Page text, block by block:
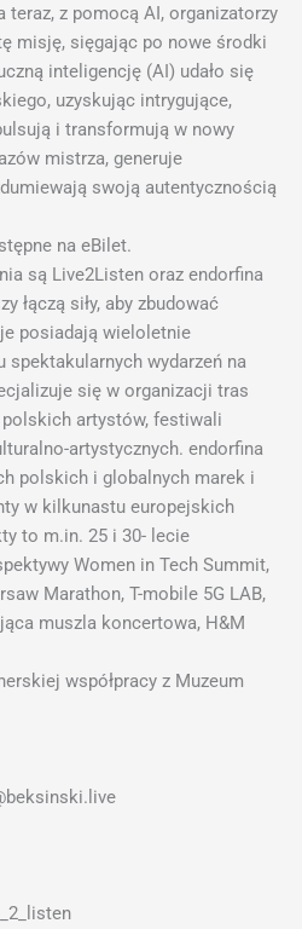
teraz, z pomocą AI, organizatorzy
misję, sięgając po nowe środki
inteligencję (AI) udało się
uzyskując intrygujące,
i transformują w nowy
mistrza, generuje
swoją autentycznością
na eBilet.
są Live2Listen oraz endorfina
łączą siły, aby zbudować
posiadają wieloletnie
wydarzeń na
się w organizacji tras
artystów, festiwali
artystycznych. endorfina
polskich i globalnych marek i
w kilkunastu europejskich
to m.in. 25 i 30- lecie
Women in Tech Summit,
Marathon, T-mobile 5G LAB,
muszla koncertowa, H&M
współpracy z Muzeum